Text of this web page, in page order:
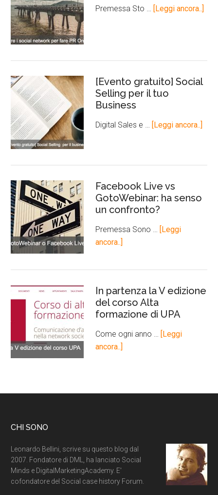
Premessa Sto … [Leggi ancora..]
[Evento gratuito] Social
Selling per il tuo
Business
Digital Sales e … [Leggi ancora..]
Facebook Live vs
GotoWebinar: ha senso
un confronto?
Premessa Sono … [Leggi
ancora..]
In partenza la V edizione
del corso Alta
formazione di UPA
Come ogni anno … [Leggi
ancora..]
CHI SONO
Leonardo Bellini, scrive su questo blog dal
2007. Fondatore di DML, ha lanciato Social
Minds e DigitalMarketingAcademy. E'
cofondatore del Social case history Forum.